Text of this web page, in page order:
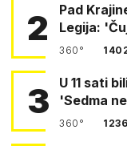
2
Pad
Legija:
360°
3
U 11 sati bili su pred Kninom.
'Sedma
360°